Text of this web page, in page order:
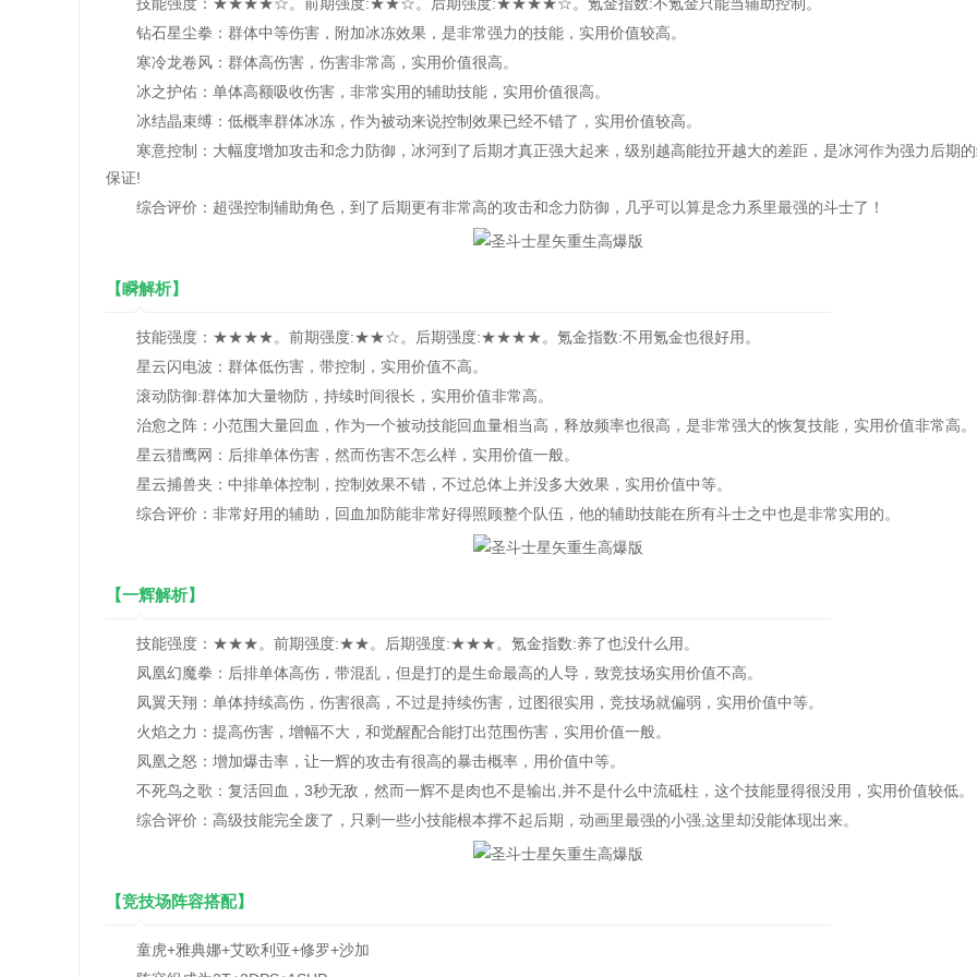
钻石星尘拳：群体中等伤害，附加冰冻效果，是非常强力的技能，实用价值较高。
寒冷龙卷风：群体高伤害，伤害非常高，实用价值很高。
冰之护佑：单体高额吸收伤害，非常实用的辅助技能，实用价值很高。
冰结晶束缚：低概率群体冰冻，作为被动来说控制效果已经不错了，实用价值较高。
寒意控制：大幅度增加攻击和念力防御，冰河到了后期才真正强大起来，级别越高能拉开越大的差距，是冰河作为强力后期
保证!
综合评价：超强控制辅助角色，到了后期更有非常高的攻击和念力防御，几乎可以算是念力系里最强的斗士了！
【瞬解析】
技能强度：★★★★。前期强度:★★☆。后期强度:★★★★。氪金指数:不用氪金也很好用。
星云闪电波：群体低伤害，带控制，实用价值不高。
滚动防御:群体加大量物防，持续时间很长，实用价值非常高。
治愈之阵：小范围大量回血，作为一个被动技能回血量相当高，释放频率也很高，是非常强大的恢复技能，实用价值非常高。
星云猎鹰网：后排单体伤害，然而伤害不怎么样，实用价值一般。
星云捕兽夹：中排单体控制，控制效果不错，不过总体上并没多大效果，实用价值中等。
综合评价：非常好用的辅助，回血加防能非常好得照顾整个队伍，他的辅助技能在所有斗士之中也是非常实用的。
【一辉解析】
技能强度：★★★。前期强度:★★。后期强度:★★★。氪金指数:养了也没什么用。
凤凰幻魔拳：后排单体高伤，带混乱，但是打的是生命最高的人导，致竞技场实用价值不高。
凤翼天翔：单体持续高伤，伤害很高，不过是持续伤害，过图很实用，竞技场就偏弱，实用价值中等。
火焰之力：提高伤害，增幅不大，和觉醒配合能打出范围伤害，实用价值一般。
凤凰之怒：增加爆击率，让一辉的攻击有很高的暴击概率，用价值中等。
不死鸟之歌：复活回血，3秒无敌，然而一辉不是肉也不是输出,并不是什么中流砥柱，这个技能显得很没用，实用价值较低。
综合评价：高级技能完全废了，只剩一些小技能根本撑不起后期，动画里最强的小强,这里却没能体现出来。
【竞技场阵容搭配】
童虎+雅典娜+艾欧利亚+修罗+沙加